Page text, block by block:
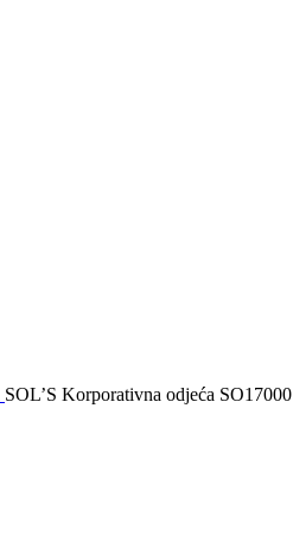
SOL’S Korporativna odjeća SO17000